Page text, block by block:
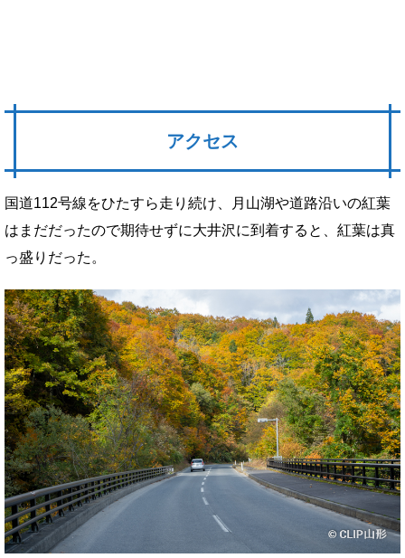
アクセス
国道112号線をひたすら走り続け、月山湖や道路沿いの紅葉
はまだだったので期待せずに大井沢に到着すると、紅葉は真
っ盛りだった。